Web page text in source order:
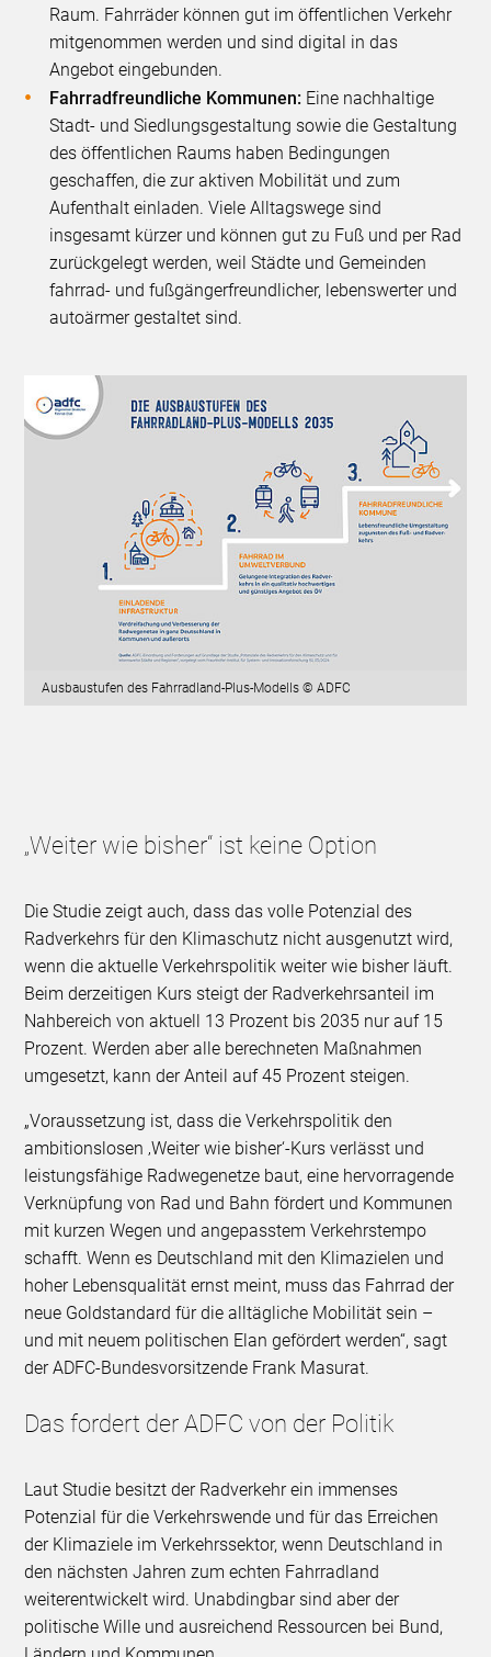
Raum. Fahrräder können gut im öffentlichen Verkehr
mitgenommen werden und sind digital in das
Angebot eingebunden.
Fahrradfreundliche Kommunen: Eine nachhaltige
Stadt- und Siedlungsgestaltung sowie die Gestaltung
des öffentlichen Raums haben Bedingungen
geschaffen, die zur aktiven Mobilität und zum
Aufenthalt einladen. Viele Alltagswege sind
insgesamt kürzer und können gut zu Fuß und per Rad
zurückgelegt werden, weil Städte und Gemeinden
fahrrad- und fußgängerfreundlicher, lebenswerter und
autoärmer gestaltet sind.
Ausbaustufen des Fahrradland-Plus-Modells © ADFC
„Weiter wie bisher“ ist keine Option
Die Studie zeigt auch, dass das volle Potenzial des
Radverkehrs für den Klimaschutz nicht ausgenutzt wird,
wenn die aktuelle Verkehrspolitik weiter wie bisher läuft.
Beim derzeitigen Kurs steigt der Radverkehrsanteil im
Nahbereich von aktuell 13 Prozent bis 2035 nur auf 15
Prozent. Werden aber alle berechneten Maßnahmen
umgesetzt, kann der Anteil auf 45 Prozent steigen.
„Voraussetzung ist, dass die Verkehrspolitik den
ambitionslosen ‚Weiter wie bisher‘-Kurs verlässt und
leistungsfähige Radwegenetze baut, eine hervorragende
Verknüpfung von Rad und Bahn fördert und Kommunen
mit kurzen Wegen und angepasstem Verkehrstempo
schafft. Wenn es Deutschland mit den Klimazielen und
hoher Lebensqualität ernst meint, muss das Fahrrad der
neue Goldstandard für die alltägliche Mobilität sein –
und mit neuem politischen Elan gefördert werden“, sagt
der ADFC-Bundesvorsitzende Frank Masurat.
Das fordert der ADFC von der Politik
Laut Studie besitzt der Radverkehr ein immenses
Potenzial für die Verkehrswende und für das Erreichen
der Klimaziele im Verkehrssektor, wenn Deutschland in
den nächsten Jahren zum echten Fahrradland
weiterentwickelt wird. Unabdingbar sind aber der
politische Wille und ausreichend Ressourcen bei Bund,